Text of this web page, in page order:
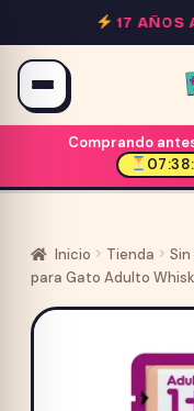
al
contenido
17 AÑOS
Comprando
Inicio Tienda
para Gato Adulto